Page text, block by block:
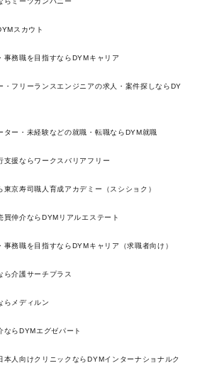
スカウト
事務職を目指すならDYMキャリア
・フリーランスエンジニアの求人・案件探しならDY
ター・未経験などの就職・転職ならDYM就職
支援ならワークスバリアフリー
京寿司職人育成アカデミー（スシショク）
買仲介ならDYMリアルエステート
務職を目指すならDYMキャリア（求職者向け）
ら介護サーチプラス
らメディルン
ならDYMエグゼパート
本人向けクリニックならDYMインターナショナルク